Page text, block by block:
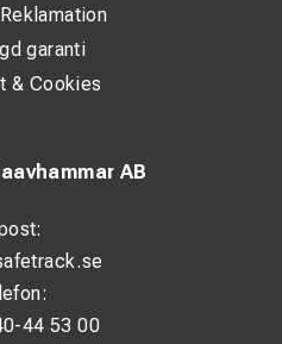
AB
44 53 00
garanti
& Cookies